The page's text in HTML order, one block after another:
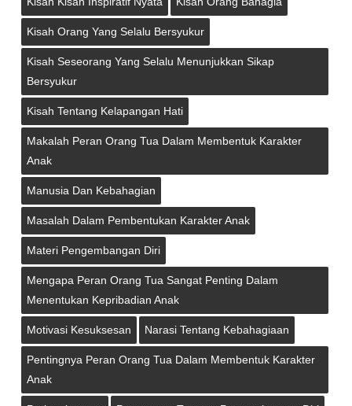
Kisah Orang Yang Selalu Bersyukur
Kisah Seseorang Yang Selalu Menunjukkan Sikap
Bersyukur
Kisah Tentang Kelapangan Hati
Makalah Peran Orang Tua Dalam Membentuk Karakter
Anak
Manusia Dan Kebahagian
Masalah Dalam Pembentukan Karakter Anak
Materi Pengembangan Diri
Mengapa Peran Orang Tua Sangat Penting Dalam
Menentukan Kepribadian Anak
Motivasi Kesuksesan Narasi Tentang Kebahagiaan
Pentingnya Peran Orang Tua Dalam Membentuk Karakter
Anak